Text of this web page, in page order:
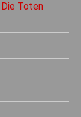
Toten